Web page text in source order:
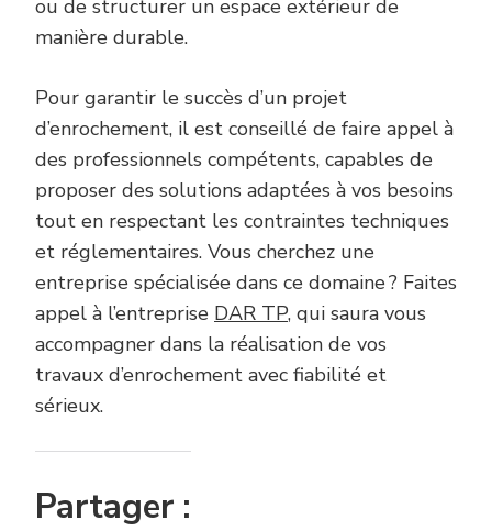
ou de structurer un espace extérieur de
manière durable.
Pour garantir le succès d’un projet
d’enrochement, il est conseillé de faire appel à
des professionnels compétents, capables de
proposer des solutions adaptées à vos besoins
tout en respectant les contraintes techniques
et réglementaires. Vous cherchez une
entreprise spécialisée dans ce domaine ? Faites
appel à l’entreprise DAR TP, qui saura vous
accompagner dans la réalisation de vos
travaux d’enrochement avec fiabilité et
sérieux.
Partager :